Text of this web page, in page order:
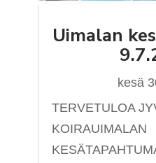
Uimalan
kesä
TERVETULOA
KOIRAUIMALAN